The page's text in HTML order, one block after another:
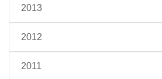
2013
2012
2011